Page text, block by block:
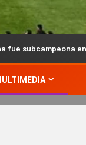
en China y el